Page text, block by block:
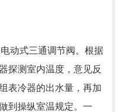
动式三通调节阀。根据
探测室内温度，意见反
表冷器的出水量，再加
到操纵室温规定。一